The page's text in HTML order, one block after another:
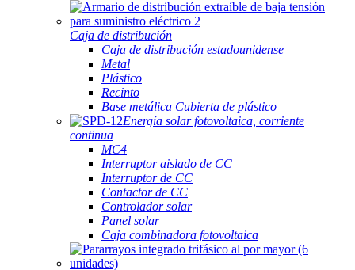
Caja de distribución
Caja de distribución estadounidense
Metal
Plástico
Recinto
Base metálica Cubierta de plástico
Energía solar fotovoltaica, corriente
continua
MC4
Interruptor aislado de CC
Interruptor de CC
Contactor de CC
Controlador solar
Panel solar
Caja combinadora fotovoltaica